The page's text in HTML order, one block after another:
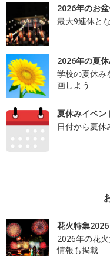
2026年のお
最大9連休と
2026年の夏
学校の夏休み
画しよう
夏休みイベン
日付から夏休
花火特集2026
2026年の花
情報も掲載